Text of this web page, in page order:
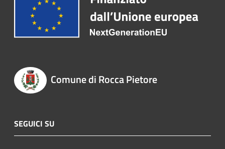
Comune di Rocca Pietore
SEGUICI SU